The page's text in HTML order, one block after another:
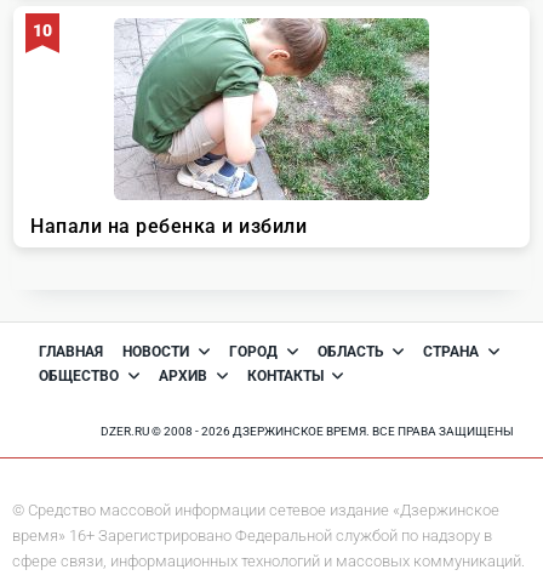
ГЛАВНАЯ НОВОСТИ ГОРОД ОБЛАСТЬ
СТРАНА
ОБЩЕСТВО
АРХИВ КОНТАКТЫ
DZER.RU © 2008 - 2026 ДЗЕРЖИНСКОЕ ВРЕМЯ. ВСЕ ПРАВА ЗАЩИЩЕНЫ
© Средство массовой информации сетевое издание «Дзержинское
время» 16+ Зарегистрировано Федеральной службой по надзору в
сфере связи, информационных технологий и массовых коммуникаций.